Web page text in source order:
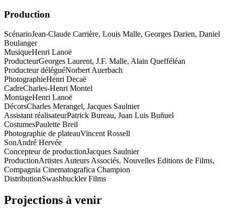
Production
ScénarioJean-Claude Carrière, Louis Malle, Georges Darien, Daniel
Boulanger
MusiqueHenri Lanoë
ProducteurGeorges Laurent, J.F. Malle, Alain Quefféléan
Producteur déléguéNorbert Auerbach
PhotographieHenri Decaë
CadreCharles-Henri Montel
MontageHenri Lanoë
DécorsCharles Merangel, Jacques Saulnier
Assistant réalisateurPatrick Bureau, Juan Luis Buñuel
CostumesPaulette Breil
Photographie de plateauVincent Rossell
SonAndré Hervée
Concepteur de productionJacques Saulnier
ProductionArtistes Auteurs Associés, Nouvelles Editions de Films,
Compagnia Cinematografica Champion
DistributionSwashbuckler Films
Projections à venir